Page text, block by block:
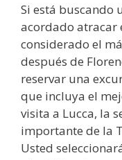
Si está buscando
acordado atracar
considerado el
después de
reservar una
que incluya el
visita a Lucca, la
importante de la
Usted